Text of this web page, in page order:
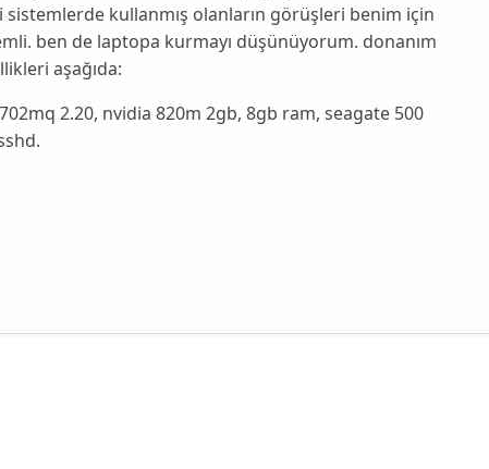
sistemlerde kullanmış olanların görüşleri benim için
ben de laptopa kurmayı düşünüyorum. donanım
aşağıda:
2.20, nvidia 820m 2gb, 8gb ram, seagate 500